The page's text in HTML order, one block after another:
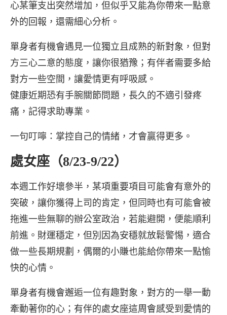
心某筆支出突然增加，但似乎又能為你帶來一點意
外的回報，還需細心分析。
單身者有機會遇見一位獨立且成熟的新對象，但對
方三心二意的態度，讓你很猶豫；有伴者需要多給
對方一些空間，讓愛情更有呼吸感。
健康近期恐有手腕關節問題，長久的不適引發疼
痛，記得求助專業。
一句叮嚀：掌控自己的情緒，才會贏得更多。
處女座（8/23-9/22）
本週工作好壞參半，某項重要項目可能會有意外的
突破，讓你獲得上司的肯定，但同時也有可能會被
拖進一些無聊的辦公室政治，若能避開，便能順利
前進。財運穩定，但別因為安穩就放鬆警惕，適合
做一些長期規劃，偶爾的小賺也能給你帶來一點愉
快的心情。
單身者有機會邂逅一位有趣對象，對方的一舉一動
牽動著你的心；有伴的處女座這周會感受到愛情的